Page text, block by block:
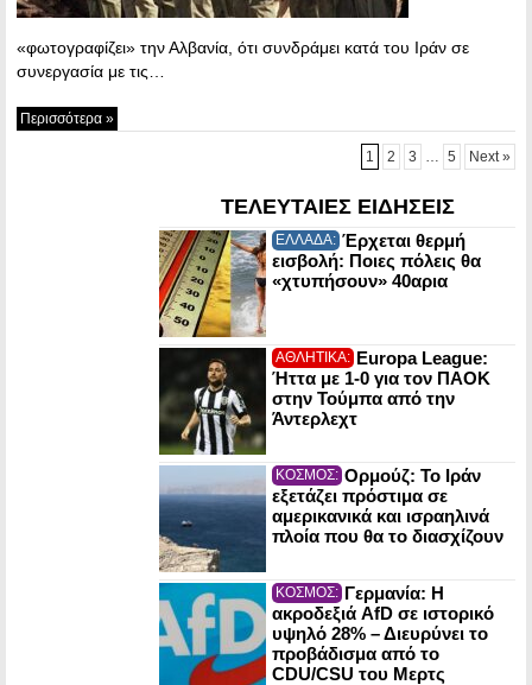
«φωτογραφίζει» την Αλβανία, ότι συνδράμει κατά του Ιράν σε
συνεργασία με τις…
Περισσότερα »
1 2 3 5 Next »
ΤΕΛΕΥΤΑΙΕΣ ΕΙΔΗΣΕΙΣ
ΕΛΛΑΔΑ: Έρχεται θερμή
εισβολή: Ποιες πόλεις θα
«χτυπήσουν» 40αρια
ΑΘΛΗΤΙΚΑ: Europa League:
Ήττα με 1-0 για τον ΠΑΟΚ
στην Τούμπα από την
Άντερλεχτ
ΚΟΣΜΟΣ: Ορμούζ: Το Ιράν
εξετάζει πρόστιμα σε
αμερικανικά και ισραηλινά
πλοία που θα το διασχίζουν
ΚΟΣΜΟΣ: Γερμανία: Η
ακροδεξιά AfD σε ιστορικό
υψηλό 28% – Διευρύνει το
προβάδισμα από το
CDU/CSU του Μερτς